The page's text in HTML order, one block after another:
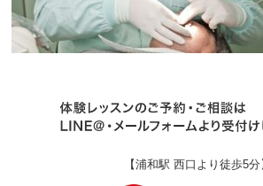
【浦和駅 西口より徒歩5分